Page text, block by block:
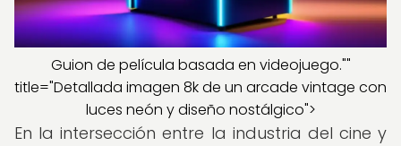
Guion de película basada en videojuego.""
title="Detallada imagen 8k de un arcade vintage con
luces neón y diseño nostálgico">
En la intersección entre la industria del cine y